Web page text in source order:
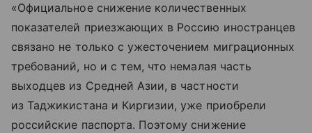
«Официальное снижение количественных
показателей приезжающих в Россию иностранцев
связано не только с ужесточением миграционных
требований, но и с тем, что немалая часть
выходцев из Средней Азии, в частности
из Таджикистана и Киргизии, уже приобрели
российские паспорта. Поэтому снижение